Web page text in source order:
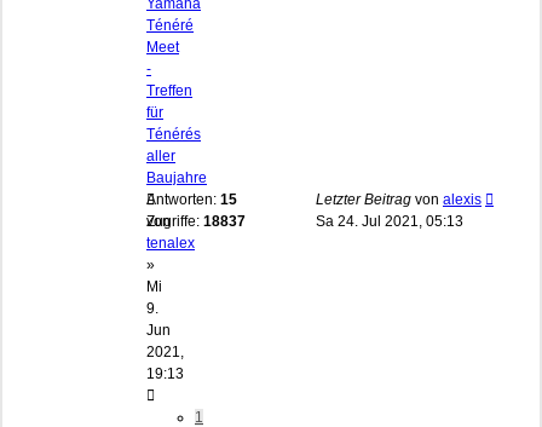
Ténéré
Meet
-
Treffen
für
Ténérés
aller
Baujahre
von
tenalex
»
Mi
9.
Jun
2021,
19:13
1
Antworten: 15
Zugriffe: 18837
Letzter Beitrag von alexis
Sa 24. Jul 2021, 05:13